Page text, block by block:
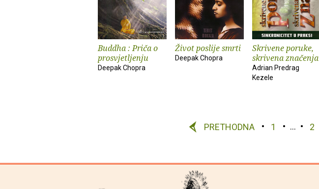
Buddha : Priča o
prosvjetljenju
Deepak Chopra
Život poslije smrti
Deepak Chopra
Skrivene poruke,
skrivena značenja
Adrian Predrag
Kezele
PRETHODNA 1 … 2